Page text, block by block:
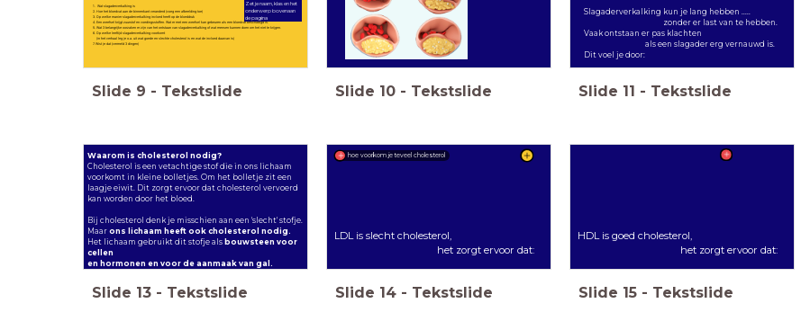
1. Wat slagaderverkalking is
2. Hoe het bloedvat aan de binnenkant veranderd (voeg een afbeelding toe)
3. Op welke manier slagaderverkalking invloed heeft op de bloeddruk
4. Een weefsel krijgt zuurstof en voedingsstoffen. Wat er met een weefsel kan gebeuren als een bloedvat beschadigd is.
5. Wat 3 belangrijke oorzaken er zijn van het ontstaan van slagaderverkalking of wat mensen kunnen doen om het niet te krijgen.
6. Op welke leeftijd slagaderverkalking voorkomt
(in het verhaal leg je o.a. uit wat goede en slechte cholesterol is en wat de invloed daarvan is)
7. Wist je dat (vermeld 3 dingen)
Zet je naam, klas en het
onderwerp bovenaan
de pagina
Slide 9 - Tekstslide Slide 10 - Tekstslide
Slagaderverkalking kun je lang hebben .....
zonder er last van te hebben.
Vaak ontstaan er pas klachten
als een slagader erg vernauwd is.
Dit voel je door:
Slide 11 - Tekstslide
Waarom is cholesterol nodig?
Cholesterol is een vetachtige stof die in ons lichaam
voorkomt in kleine bolletjes. Om het bolletje zit een
laagje eiwit. Dit zorgt ervoor dat cholesterol vervoerd
kan worden door het bloed.
Bij cholesterol denk je misschien aan een 'slecht' stofje.
Maar ons lichaam heeft ook cholesterol nodig.
Het lichaam gebruikt dit stofje als bouwsteen voor
cellen
en hormonen en voor de aanmaak van gal.
Slide 13 - Tekstslide
LDL is slecht cholesterol,
het zorgt ervoor dat:
hoe voorkom je teveel cholesterol
Slide 14 - Tekstslide
HDL is goed cholesterol,
het zorgt ervoor dat:
Slide 15 - Tekstslide